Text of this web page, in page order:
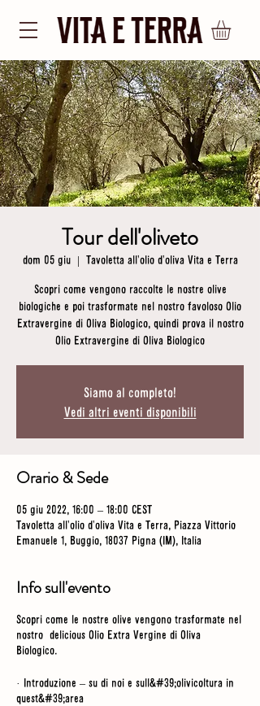
Tour dell'oliveto
dom 05 giu
  |
Tavoletta all'olio d'oliva Vita e Terra
Scopri come vengono raccolte le nostre olive
biologiche e poi trasformate nel nostro favoloso Olio
Extravergine di Oliva Biologico, quindi prova il nostro
Olio Extravergine di Oliva Biologico
Siamo al completo!
Vedi altri eventi disponibili
Orario & Sede
05 giu 2022, 16:00 – 18:00 CEST
Tavoletta all'olio d'oliva Vita e Terra, Piazza Vittorio
Emanuele 1, Buggio, 18037 Pigna (IM), Italia
Info sull'evento
Scopri come le nostre olive vengono trasformate nel
nostro delicious Olio Extra Vergine di Oliva
Biologico.
· Introduzione – su di noi e sull&#39;olivicoltura in
quest&#39;area